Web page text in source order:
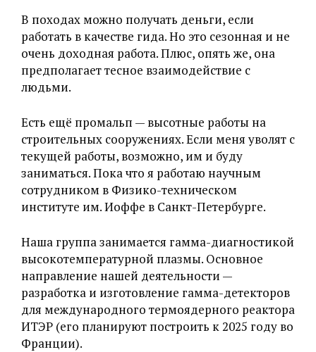
В походах можно получать деньги, если
работать в качестве гида. Но это сезонная и не
очень доходная работа. Плюс, опять же, она
предполагает тесное взаимодействие с
людьми.
Есть ещё промальп — высотные работы на
строительных сооружениях. Если меня уволят с
текущей работы, возможно, им и буду
заниматься. Пока что я работаю научным
сотрудником в Физико-техническом
институте им. Иоффе в Санкт-Петербурге.
Наша группа занимается гамма-диагностикой
высокотемпературной плазмы. Основное
направление нашей деятельности —
разработка и изготовление гамма-детекторов
для международного термоядерного реактора
ИТЭР (его планируют построить к 2025 году во
Франции).